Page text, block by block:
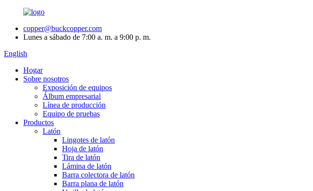
copper@buckcopper.com
Lunes a sábado de 7:00 a. m. a 9:00 p. m.
English
Hogar
Sobre nosotros
Exposición de equipos
Álbum empresarial
Línea de producción
Equipo de pruebas
Productos
Latón
Lingotes de latón
Hoja de latón
Tira de latón
Lámina de latón
Barra colectora de latón
Barra plana de latón